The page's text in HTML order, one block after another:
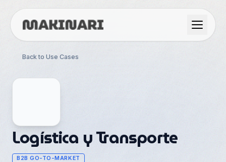
GTM & Use Cases
Language
Back to Use Cases
Logística y Transporte
B2B GO-TO-MARKET